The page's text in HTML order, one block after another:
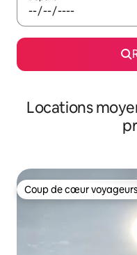
Locations
Coup de cœur voyageurs
Coup de cœur voyageurs